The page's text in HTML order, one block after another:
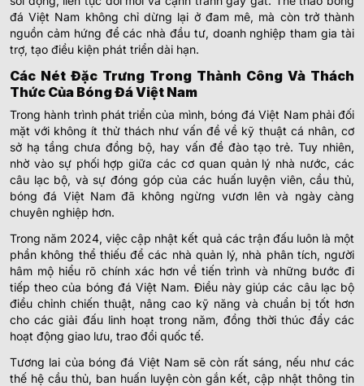
đá Việt Nam không chỉ dừng lại ở đam mê, mà còn trở thành
nguồn cảm hứng để các nhà đầu tư, doanh nghiệp tham gia tài
trợ, tạo điều kiện phát triển dài hạn.
Các Nét Đặc Trưng Trong Thành Công Và Thách
Thức Của Bóng Đá Việt Nam
Trong hành trình phát triển của mình, bóng đá Việt Nam phải đối
mặt với không ít thử thách như vấn đề về kỹ thuật cá nhân, cơ
sở hạ tầng chưa đồng bộ, hay vấn đề đào tạo trẻ. Tuy nhiên,
nhờ vào sự phối hợp giữa các cơ quan quản lý nhà nước, các
câu lạc bộ, và sự đóng góp của các huấn luyện viên, cầu thủ,
bóng đá Việt Nam đã không ngừng vươn lên và ngày càng
chuyên nghiệp hơn.
Trong năm 2024, việc cập nhật kết quả các trận đấu luôn là một
phần không thể thiếu để các nhà quản lý, nhà phân tích, người
hâm mộ hiểu rõ chính xác hơn về tiến trình và những bước đi
tiếp theo của bóng đá Việt Nam. Điều này giúp các câu lạc bộ
điều chỉnh chiến thuật, nâng cao kỹ năng và chuẩn bị tốt hơn
cho các giải đấu linh hoạt trong năm, đồng thời thúc đẩy các
hoạt động giao lưu, trao đổi quốc tế.
Tương lai của bóng đá Việt Nam sẽ còn rất sáng, nếu như các
thế hệ cầu thủ, ban huấn luyện còn gắn kết, cập nhật thông tin